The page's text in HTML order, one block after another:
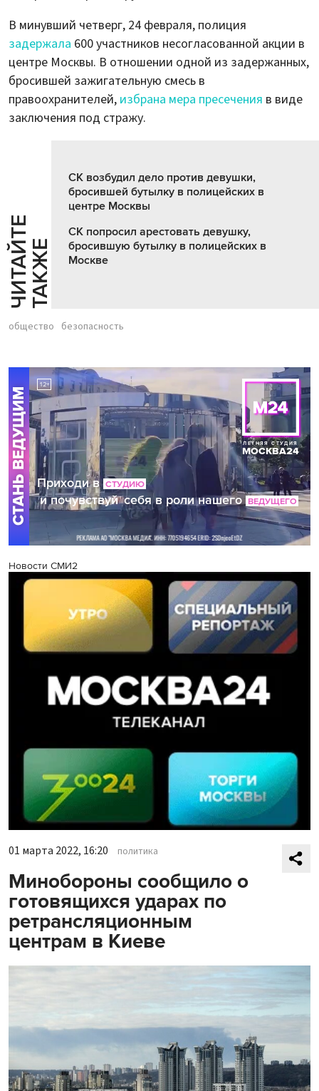
В минувший четверг, 24 февраля, полиция
задержала 600 участников несогласованной акции в
центре Москвы. В отношении одной из задержанных,
бросившей зажигательную смесь в
правоохранителей, избрана мера пресечения в виде
заключения под стражу.
Ч
И
Т
АЙ
Т
Е
Т
А
К
ЖЕ
СК возбудил дело против девушки,
бросившей бутылку в полицейских в
центре Москвы
СК попросил арестовать девушку,
бросившую бутылку в полицейских в
Москве
общество безопасность
Новости СМИ2
01 марта 2022, 16:20 политика
Минобороны сообщило о
готовящихся ударах по
ретрансляционным
центрам в Киеве